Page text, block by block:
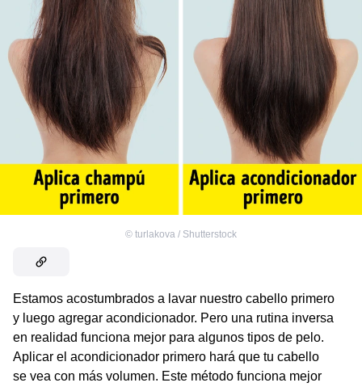
© turlakova / Shutterstock
Estamos acostumbrados a lavar nuestro cabello primero
y luego agregar acondicionador. Pero una rutina inversa
en realidad funciona mejor para algunos tipos de pelo.
Aplicar el acondicionador primero hará que tu cabello
se vea con más volumen. Este método funciona mejor